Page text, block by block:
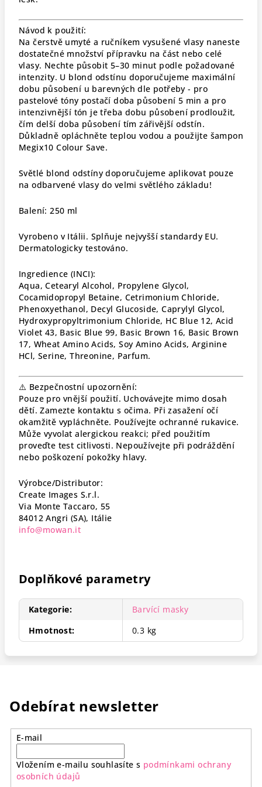
Návod k použití:
Na čerstvě umyté a ručníkem vysušené vlasy naneste
dostatečné množství přípravku na část nebo celé
vlasy. Nechte působit 5–30 minut podle požadované
intenzity. U blond odstínu doporučujeme maximální
dobu působení u barevných dle potřeby - pro
pastelové tóny postačí doba působení 5 min a pro
intenzivnější tón je třeba dobu působení prodloužit,
čím delší doba působení tím zářivější odstín.
Důkladně opláchněte teplou vodou a použijte šampon
Megix10 Colour Save.
Světlé blond odstíny doporučujeme aplikovat pouze
na odbarvené vlasy do velmi světlého základu!
Balení: 250 ml
Vyrobeno v Itálii. Splňuje nejvyšší standardy EU.
Dermatologicky testováno.
Ingredience (INCI):
Aqua, Cetearyl Alcohol, Propylene Glycol,
Cocamidopropyl Betaine, Cetrimonium Chloride,
Phenoxyethanol, Decyl Glucoside, Caprylyl Glycol,
Hydroxypropyltrimonium Chloride, HC Blue 12, Acid
Violet 43, Basic Blue 99, Basic Brown 16, Basic Brown
17, Wheat Amino Acids, Soy Amino Acids, Arginine
HCl, Serine, Threonine, Parfum.
⚠️ Bezpečnostní upozornění:
Pouze pro vnější použití. Uchovávejte mimo dosah
dětí. Zamezte kontaktu s očima. Při zasažení očí
okamžitě vypláchněte. Používejte ochranné rukavice.
Může vyvolat alergickou reakci; před použitím
proveďte test citlivosti. Nepoužívejte při podráždění
nebo poškození pokožky hlavy.
Výrobce/Distributor:
Create Images S.r.l.
Via Monte Taccaro, 55
84012 Angri (SA), Itálie
info@mowan.it
Doplňkové parametry
Kategorie:
Barvící masky
Hmotnost: 0.3 kg
Odebírat newsletter
E-mail
Vložením e-mailu souhlasíte s podmínkami ochrany
osobních údajů